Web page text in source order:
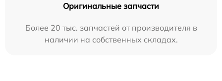
Оригинальные запчасти
Более 20 тыс. запчастей от производителя в
наличии на собственных складах.